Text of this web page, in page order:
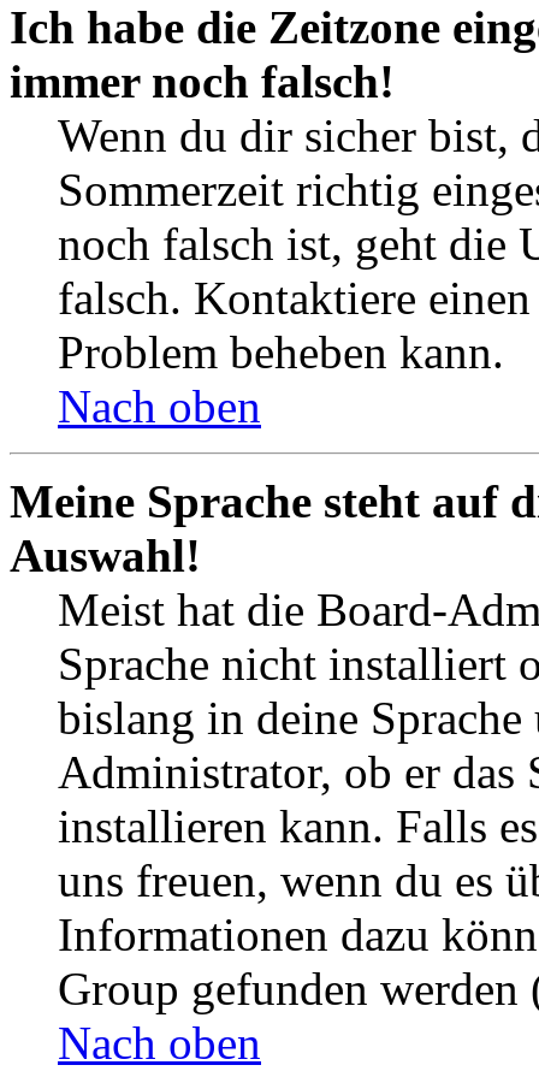
Ich habe die Zeitzone
immer noch falsch!
Wenn du dir sicher bist,
Sommerzeit richtig
noch falsch ist, geht die
falsch. Kontaktiere
Problem beheben kann.
Nach oben
Meine Sprache steht auf
Auswahl!
Meist hat die Board-
Sprache nicht installiert
bislang in deine
Administrator, ob er das
installieren kann. Falls
uns freuen, wenn du es
Informationen dazu
Group gefunden
Nach oben